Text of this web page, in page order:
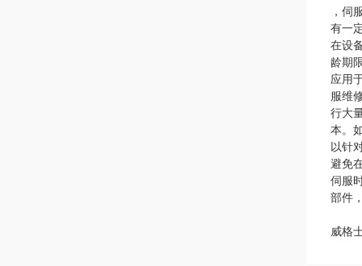
，伺
有一
在设
龄期
应用
服维
行大
本。
以针
避免
伺服
部件
威格